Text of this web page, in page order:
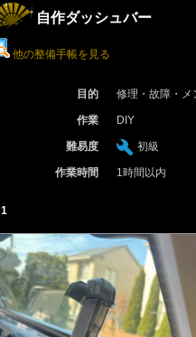
自作ダッシュバー
他の整備手帳を見る
目的 修理・故障・メ
作業 DIY
難易度 初級
作業時間 1時間以内
1